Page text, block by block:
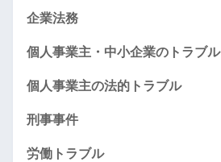
企業法務
個人事業主・中小企業のトラブル
個人事業主の法的トラブル
刑事事件
労働トラブル